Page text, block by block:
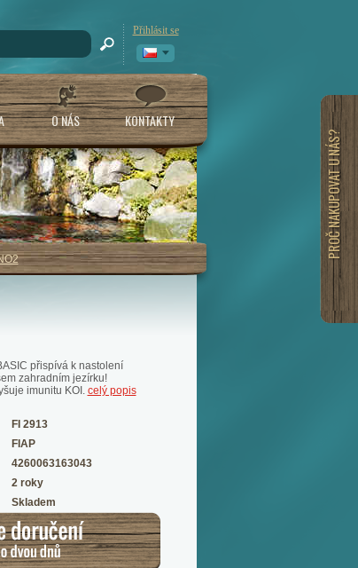
Přihlásit se
O NÁS KONTAKTY
PROČ NAKUPOVAT U NÁS?
přispívá k nastolení
zahradním jezírku!
imunitu KOI. celý popis
FI 2913
FIAP
4260063163043
2 roky
Skladem